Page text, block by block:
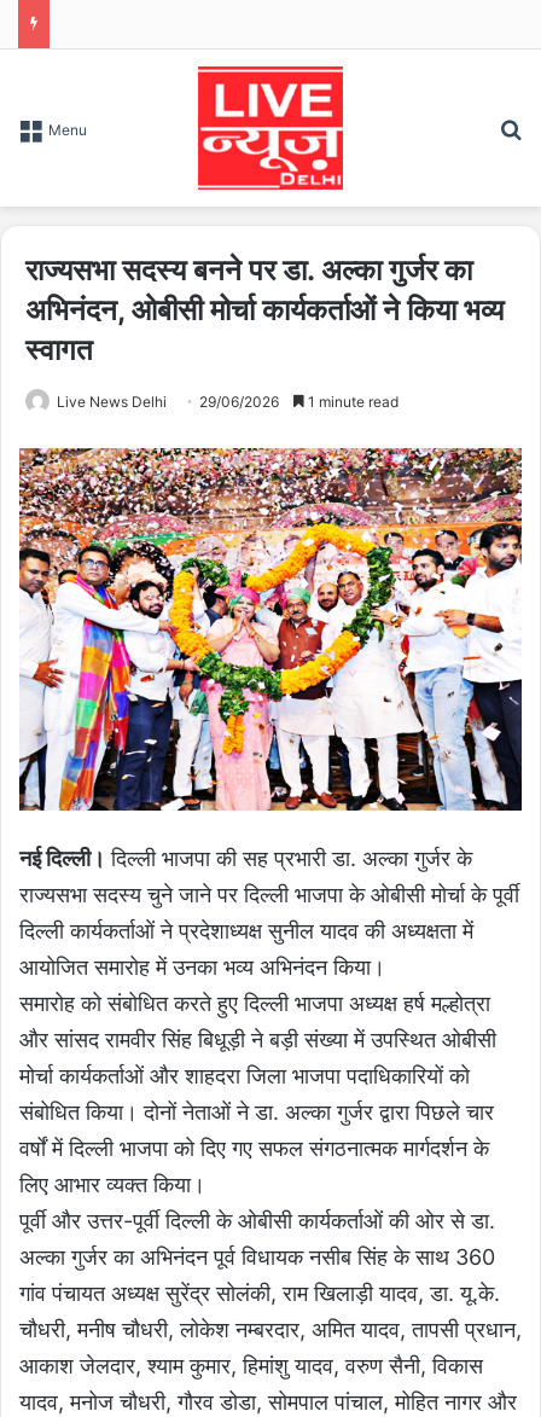
Menu
राज्यसभा सदस्य बनने पर डा. अल्का गुर्जर का
अभिनंदन, ओबीसी मोर्चा कार्यकर्ताओं ने किया भव्य
स्वागत
Live News Delhi 29/06/2026 1 minute read
नई दिल्ली। दिल्ली भाजपा की सह प्रभारी डा. अल्का गुर्जर के
राज्यसभा सदस्य चुने जाने पर दिल्ली भाजपा के ओबीसी मोर्चा के पूर्वी
दिल्ली कार्यकर्ताओं ने प्रदेशाध्यक्ष सुनील यादव की अध्यक्षता में
आयोजित समारोह में उनका भव्य अभिनंदन किया।
समारोह को संबोधित करते हुए दिल्ली भाजपा अध्यक्ष हर्ष मल्होत्रा
और सांसद रामवीर सिंह बिधूड़ी ने बड़ी संख्या में उपस्थित ओबीसी
मोर्चा कार्यकर्ताओं और शाहदरा जिला भाजपा पदाधिकारियों को
संबोधित किया। दोनों नेताओं ने डा. अल्का गुर्जर द्वारा पिछले चार
वर्षों में दिल्ली भाजपा को दिए गए सफल संगठनात्मक मार्गदर्शन के
लिए आभार व्यक्त किया।
पूर्वी और उत्तर-पूर्वी दिल्ली के ओबीसी कार्यकर्ताओं की ओर से डा.
अल्का गुर्जर का अभिनंदन पूर्व विधायक नसीब सिंह के साथ 360
गांव पंचायत अध्यक्ष सुरेंद्र सोलंकी, राम खिलाड़ी यादव, डा. यू.के.
चौधरी, मनीष चौधरी, लोकेश नम्बरदार, अमित यादव, तापसी प्रधान,
आकाश जेलदार, श्याम कुमार, हिमांशु यादव, वरुण सैनी, विकास
यादव, मनोज चौधरी, गौरव डोडा, सोमपाल पांचाल, मोहित नागर और